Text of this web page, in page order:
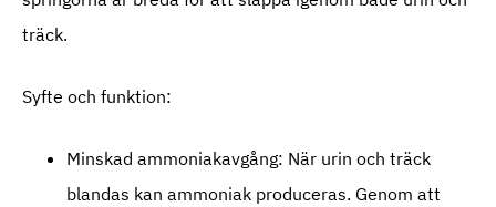
träck.
Syfte och funktion:
Minskad ammoniakavgång: När urin och träck
blandas kan ammoniak produceras. Genom att